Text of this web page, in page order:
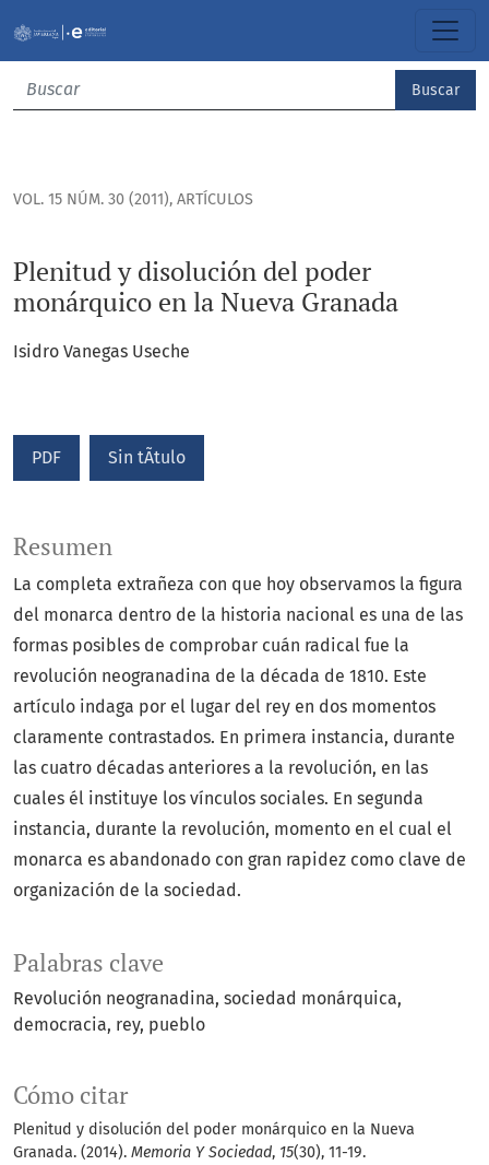
Buscar
VOL. 15 NÚM. 30 (2011), ARTÍCULOS
Plenitud y disolución del poder
monárquico en la Nueva Granada
Isidro Vanegas Useche
PDF Sin tÃ­tulo
Palabras clave
Revolución neogranadina sociedad monárquica
democracia rey pueblo
Cómo citar
Plenitud y disolución del poder monárquico en la Nueva
Granada. (2014). Memoria Y Sociedad, 15(30), 11-19.
Resumen
La completa extrañeza con que hoy observamos la figura
del monarca dentro de la historia nacional es una de las
formas posibles de comprobar cuán radical fue la
revolución neogranadina de la década de 1810. Este
artículo indaga por el lugar del rey en dos momentos
claramente contrastados. En primera instancia, durante
las cuatro décadas anteriores a la revolución, en las
cuales él instituye los vínculos sociales. En segunda
instancia, durante la revolución, momento en el cual el
monarca es abandonado con gran rapidez como clave de
organización de la sociedad.